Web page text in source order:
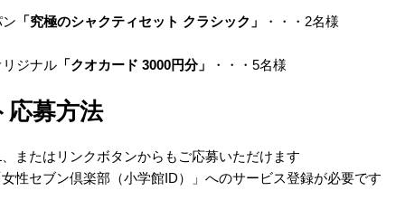
「究極のシャクティセット クラシック」 ・・・2名様
ジナル 「クオカード 3000円分」 ・・・5名様
応募方法
またはリンクボタンからもご応募いただけます
性セブン倶楽部（小学館ID）」へのサービス登録が必要です